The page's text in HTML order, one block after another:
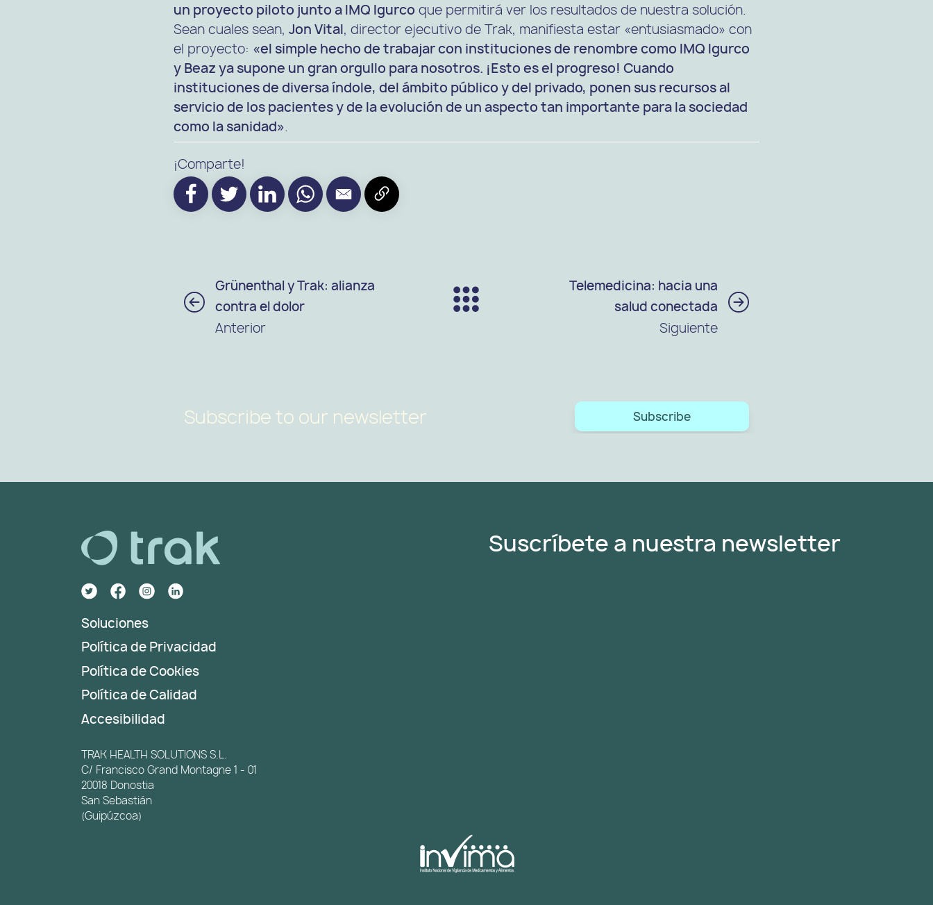
un proyecto piloto junto a IMQ Igurco que permitirá ver los resultados de nuestra solución.
Sean cuales sean,Jon Vital, director ejecutivo de Trak, manifiesta estar «entusiasmado» con
el proyecto: «el simple hecho de trabajar con instituciones de renombre como IMQ Igurco
y Beaz ya supone un gran orgullo para nosotros. ¡Esto es el progreso! Cuando
instituciones de diversa índole, del ámbito público y del privado, ponen sus recursos al
servicio de los pacientes y de la evolución de un aspecto tan importante para la sociedad
como la sanidad».
¡Comparte!
Grünenthal y Trak: alianza
contra el dolor
Anterior
Telemedicina: hacia una
salud conectada
Siguiente
Subscribe to our newsletter Subscribe
Soluciones
Política de Privacidad
Política de Cookies
Política de Calidad
Accesibilidad
TRAK HEALTH SOLUTIONS S.L.
C/ Francisco Grand Montagne 1 - 01
20018 Donostia
San Sebastián
(Guipúzcoa)
Suscríbete a nuestra newsletter